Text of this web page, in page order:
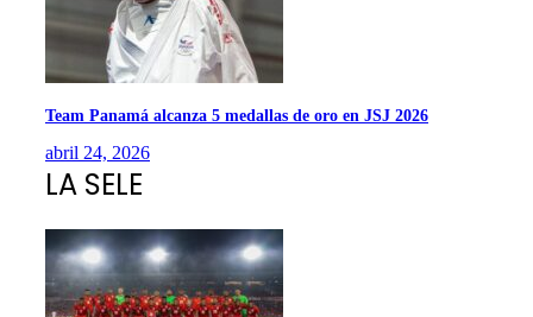
Team Panamá alcanza 5 medallas de oro en JSJ 2026
abril 24, 2026
LA SELE